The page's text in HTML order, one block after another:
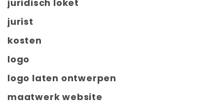
juridisch loket
jurist
kosten
logo
logo laten ontwerpen
maatwerk website